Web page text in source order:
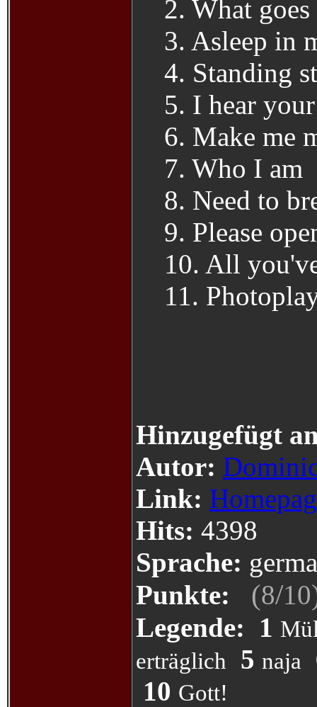
2. What
3. Asleep in
4. Standing
5. I hear
6. Make me
7. Who I am
8. Need to
9. Please
10. All
11.
Hinzugefügt
Autor:
Link:
Hits: 4398
Sprache:
Punkte:
(8/10
Legende: 1
erträglich
5 naja
10 Gott!